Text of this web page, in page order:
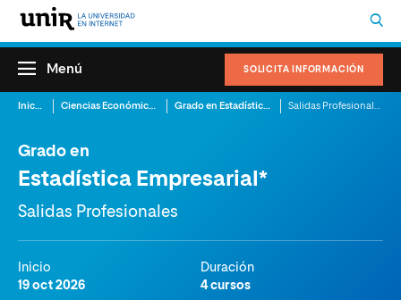
SOLICITA INFORMACIÓN
Menú
Inicio Ciencias Económicas Grado en Estadística Empresarial
Grado en
Estadística Empresarial*
Salidas Profesionales
Inicio
19 oct 2026
Duración
4 cursos